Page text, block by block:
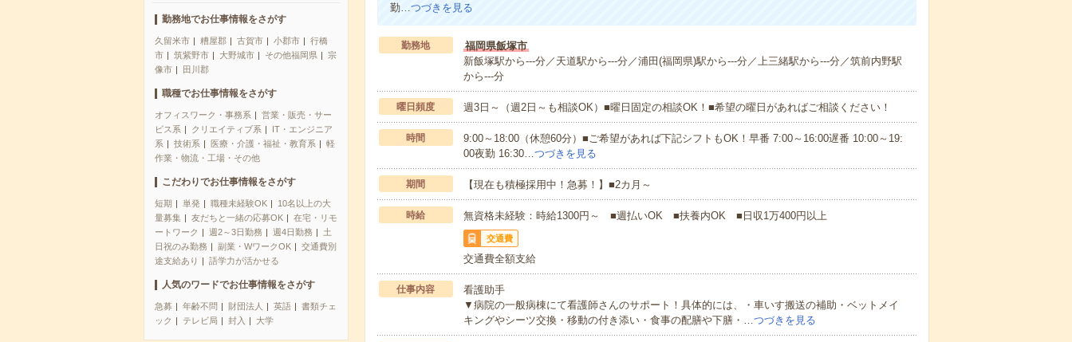
勤務地でお仕事情報をさがす
久留米市 糟屋郡 古賀市 小郡市
行橋
市
筑紫野市 大野城市 その他福岡県
宗
像市
田川郡
職種でお仕事情報をさがす
オフィスワーク・事務系
営業・販売・サー
ビス系
クリエイティブ系
IT・エンジニア
系
技術系 医療・介護・福祉・教育系
軽
作業・物流・工場・その他
こだわりでお仕事情報をさがす
短期 単発 職種未経験OK
10名以上の大
量募集
友だちと一緒の応募OK
在宅・リモ
ートワーク
週2～3日勤務 週4日勤務
土
日祝のみ勤務
副業・WワークOK
交通費別
途支給あり
語学力が活かせる
人気のワードでお仕事情報をさがす
急募 年齢不問 財団法人 英語
書類チェ
ック
テレビ局 封入 大学
勤…つづきを見る
勤務地
福岡県飯塚市
新飯塚駅から---分／天道駅から---分／浦田(福岡県)駅から---分／上三緒駅から---分／筑前内野駅
から---分
曜日頻度 週3日～（週2日～も相談OK）■曜日固定の相談OK！■希望の曜日があればご相談ください！
時間
9:00～18:00（休憩60分）■ご希望があれば下記シフトもOK！早番 7:00～16:00遅番 10:00～19:
00夜勤 16:30…つづきを見る
期間 【現在も積極採用中！急募！】■2カ月～
時給 無資格未経験：時給1300円～ ■週払いOK ■扶養内OK ■日収1万400円以上
交通費
交通費全額支給
仕事内容
看護助手
▼病院の一般病棟にて看護師さんのサポート！具体的には、・車いす搬送の補助・ベットメイ
キングやシーツ交換・移動の付き添い・食事の配膳や下膳・…つづきを見る